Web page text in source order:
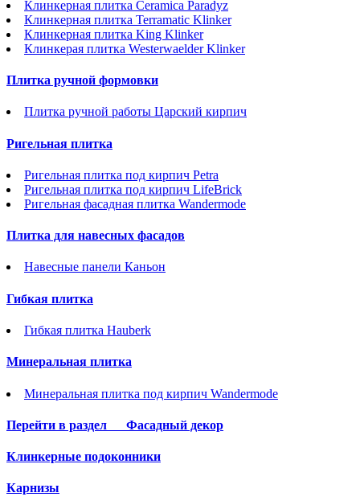
Клинкерная плитка Ceramica Paradyz
Клинкерная плитка Terramatic Klinker
Клинкерная плитка King Klinker
Клинкерая плитка Westerwaelder Klinker
Плитка ручной формовки
Плитка ручной работы Царский кирпич
Ригельная плитка
Ригельная плитка под кирпич Petra
Ригельная плитка под кирпич LifeBrick
Ригельная фасадная плитка Wandermode
Плитка для навесных фасадов
Навесные панели Каньон
Гибкая плитка
Гибкая плитка Hauberk
Минеральная плитка
Минеральная плитка под кирпич Wandermode
Перейти в раздел Фасадный декор
Клинкерные подоконники
Карнизы